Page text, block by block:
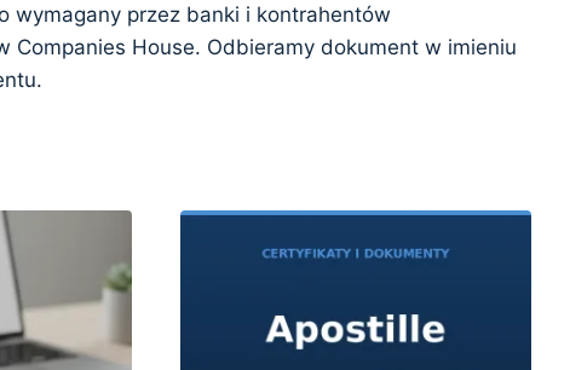
wymagany przez banki i kontrahentów
Companies House. Odbieramy dokument w imieniu